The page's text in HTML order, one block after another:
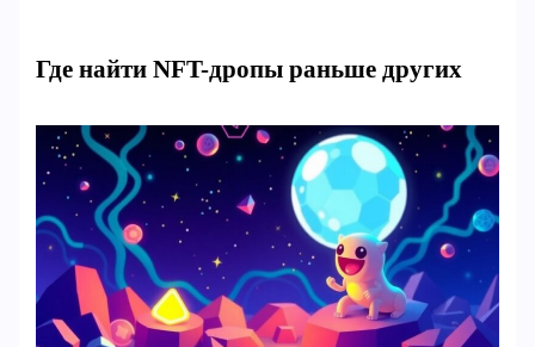
Где найти NFT-дропы раньше других